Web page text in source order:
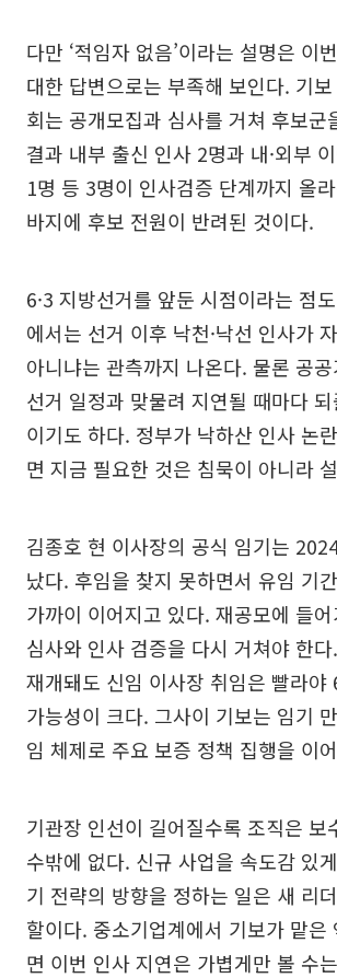
다만 ‘적임자 없음’이라는 설명은 이
대한 답변으로는 부족해 보인다. 기
회는 공개모집과 심사를 거쳐 후보군
결과 내부 출신 인사 2명과 내·외부
1명 등 3명이 인사검증 단계까지 올
바지에 후보 전원이 반려된 것이다.
6·3 지방선거를 앞둔 시점이라는 점
에서는 선거 이후 낙천·낙선 인사가
아니냐는 관측까지 나온다. 물론 공
선거 일정과 맞물려 지연될 때마다
이기도 하다. 정부가 낙하산 인사 논
면 지금 필요한 것은 침묵이 아니라
김종호 현 이사장의 공식 임기는
났다. 후임을 찾지 못하면서 유임 기
가까이 이어지고 있다. 재공모에 들어
심사와 인사 검증을 다시 거쳐야 한
재개돼도 신임 이사장 취임은 빨라야
가능성이 크다. 그사이 기보는 임기
임 체제로 주요 보증 정책 집행을 이
기관장 인선이 길어질수록 조직은 보
수밖에 없다. 신규 사업을 속도감 있
기 전략의 방향을 정하는 일은 새 리
할이다. 중소기업계에서 기보가 맡은
면 이번 인사 지연은 가볍게만 볼 수